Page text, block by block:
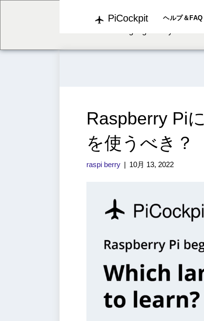
We've detected you
PiCockpit ヘルプ＆FAQ
Raspberry Pi
を使うべき？
raspi berry | 10月 13, 2022